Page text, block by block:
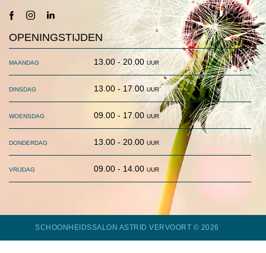
facebook-
instagramlinkedin
OPENINGSTIJDEN
maandag 13.00 - 20.00 uur
dinsdag 13.00 - 17.00 uur
woensdag 09.00 - 17.00 uur
donderdag 13.00 - 20.00 uur
vrijdag 09.00 - 14.00 uur
SCHOONHEIDSSALON ASTRID VERVOORT © 2026